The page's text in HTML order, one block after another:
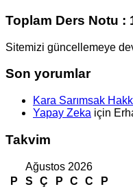
Toplam Ders Notu :
Sitemizi güncellemeye
Son yorumlar
Kara Sarımsak
Yapay Zeka için
Takvim
Ağustos 2026
P
S Ç P C C
P